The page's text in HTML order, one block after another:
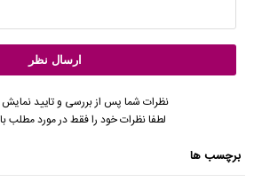
نظرات شما پس از بررسی و تایید
لطفا نظرات خود را فقط در مورد مطلب
برچسب ها